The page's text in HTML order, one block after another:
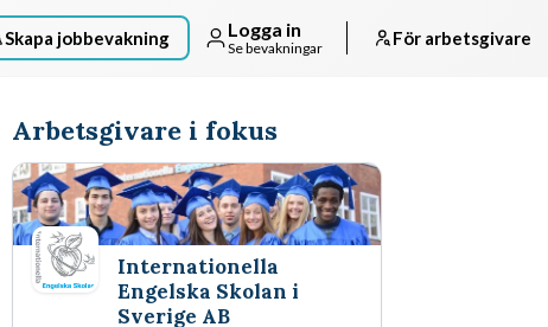
Skapa jobbevakning Logga in
Se bevakningar För arbetsgivare
Arbetsgivare i fokus
Internationella
Engelska Skolan i
Sverige AB